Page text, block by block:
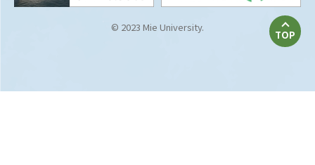
© 2023 Mie University.
TOP